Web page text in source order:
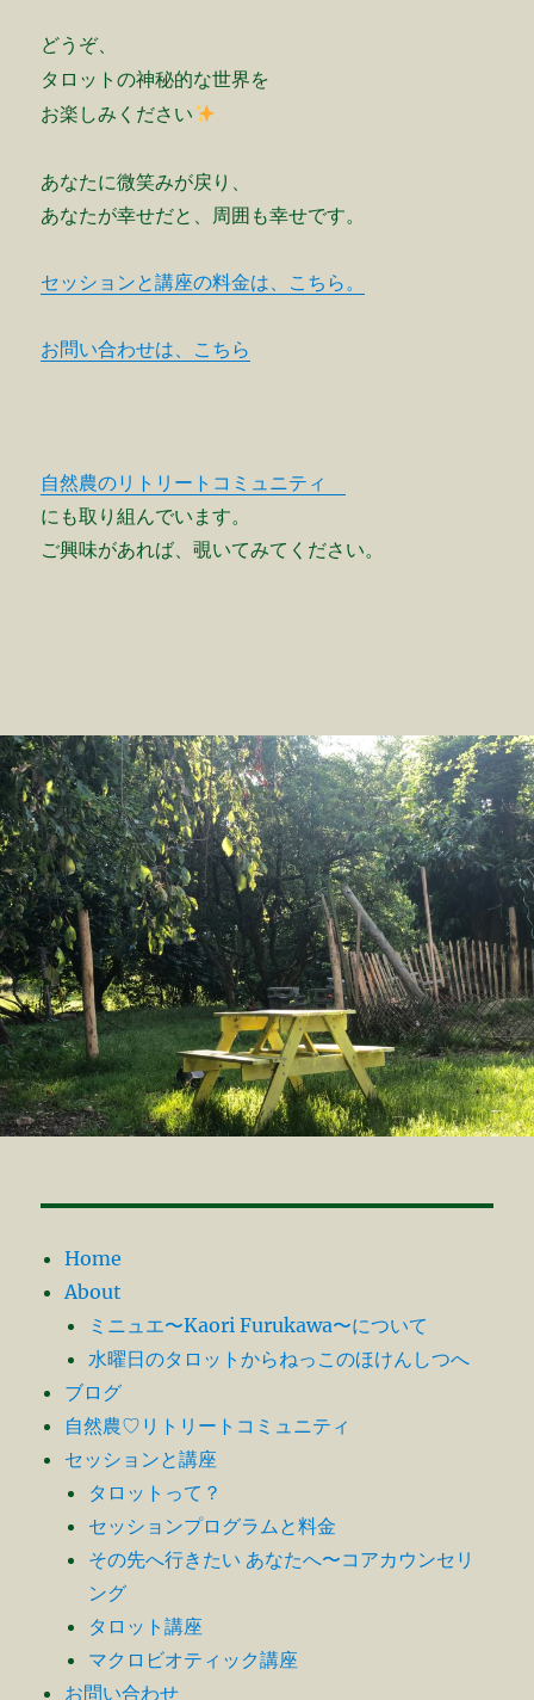
どうぞ、
タロットの神秘的な世界を
お楽しみください
あなたに微笑みが戻り、
あなたが幸せだと、周囲も幸せです。
セッションと講座の料金は、こちら。
お問い合わせは、こちら
自然農のリトリートコミュニティ
にも取り組んでいます。
ご興味があれば、覗いてみてください。
Home
About
ミニュエ〜Kaori Furukawa〜について
水曜日のタロットからねっこのほけんしつへ
ブログ
自然農♡リトリートコミュニティ
セッションと講座
タロットって？
セッションプログラムと料金
その先へ行きたい あなたへ〜コアカウンセリ
ング
タロット講座
マクロビオティック講座
お問い合わせ